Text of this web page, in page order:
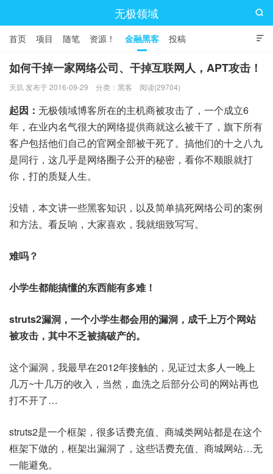
无极领域

首页 项目 随笔 资源！ 金融黑客 投稿

如何干掉一家网络公司、干掉互联网人，APT攻击！
天玑 发布于 2016-09-29 分类： 黑客 阅读(29704)
起因： 无极领域博客所在的主机商被攻击了，一个成立6
年，在业内名气很大的网络提供商就这么被干了，旗下所有
客户包括他们自己的官网全部被干死了。搞他们的十之八九
是同行，这几乎是网络圈子公开的秘密，看你不顺眼就打
你，打的质疑人生。
没错，本文讲一些黑客知识，以及简单搞死网络公司的案例
和方法。看反响，大家喜欢，我就细致写写。
难吗？
小学生都能搞懂的东西能有多难！
struts2漏洞，一个小学生都会用的漏洞，成千上万个网站
被攻击，其中不乏被搞破产的。
这个漏洞，我最早在2012年接触的，见证过太多人一晚上
几万~十几万的收入，当然，血洗之后部分公司的网站再也
打不开了…
struts2是一个框架，很多话费充值、商城类网站都是在这个
框架下做的，框架出漏洞了，这些话费充值、商城网站…无
一能避免。